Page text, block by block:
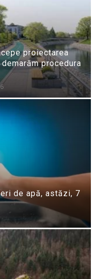
proiectarea
procedura
de apă, astăzi, 7